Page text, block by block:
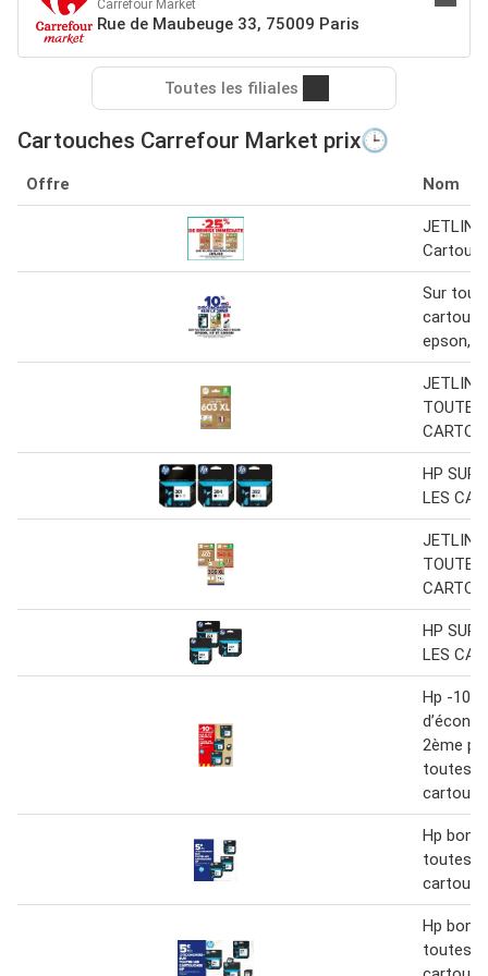
Carrefour Market
Rue de Maubeuge 33, 75009 Paris
Toutes les filiales
Cartouches Carrefour Market prix🕒
Offre Nom
JETLINE
Sur
epson,
JETLINE
TOUTES
HP SUR
LES
JETLINE
TOUTES
HP SUR
LES
Hp -10%
2ème
toutes
Hp bon
toutes
Hp bon
toutes